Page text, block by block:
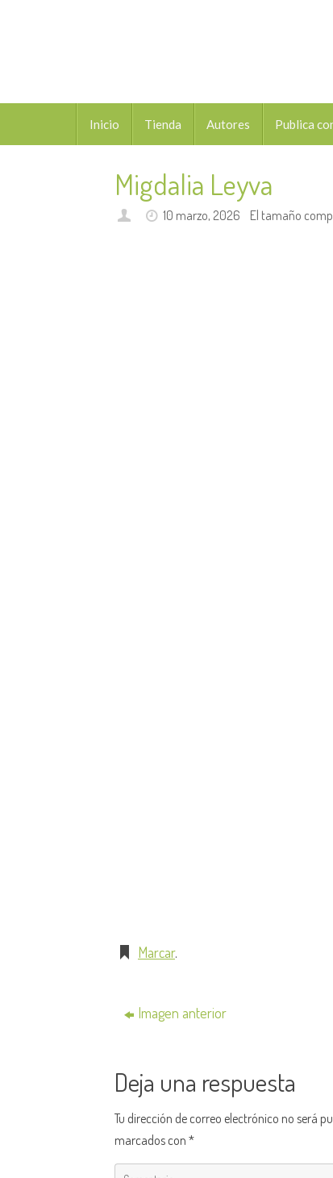
contenido
Inicio Tienda Autores Publica
Migdalia Leyva
10 marzo, 2026 El tamaño
Marcar.
Imagen anterior
Deja una respuesta
Tu dirección de correo electrónico no será
marcados con*